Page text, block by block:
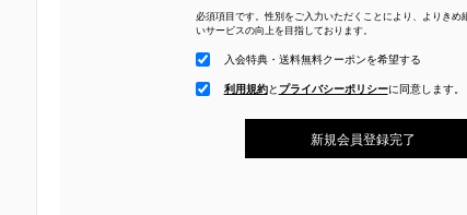
必須項目です。性別をご入力いただくことにより、よりきめ
いサービスの向上を目指しております。
入会特典・送料無料クーポンを希望する
利用規約と プライバシーポリシーに 同意します。